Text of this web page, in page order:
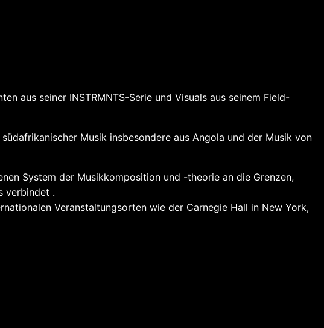
aus seiner INSTRMNTS-Serie und Visuals aus seinem Field-
Musik insbesondere aus Angola und der Musik von
System der Musikkomposition und -theorie an die Grenzen,
verbindet .
Veranstaltungsorten wie der Carnegie Hall in New York,